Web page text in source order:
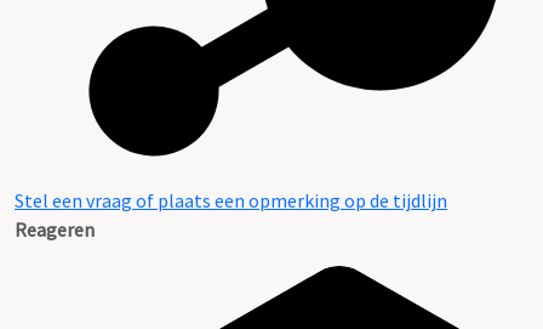
Stel een vraag of plaats een opmerking op de tijdlijn
Reageren